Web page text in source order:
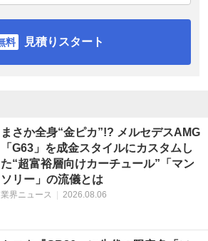
見積りスタート
まさか全身“金ピカ”!? メルセデスAMG
「G63」を成金スタイルにカスタムし
た“超富裕層向けカーチュール”「マン
ソリー」の流儀とは
業界ニュース 2026.08.06